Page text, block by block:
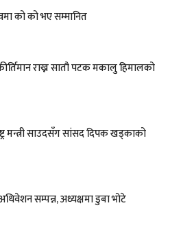
को को भए सम्मानित
राख्न सातौ पटक मकालु हिमालको
मन्त्री साउदसँग सांसद दिपक खड्काको
सम्पन्न, अध्यक्षमा डुबा भोटे